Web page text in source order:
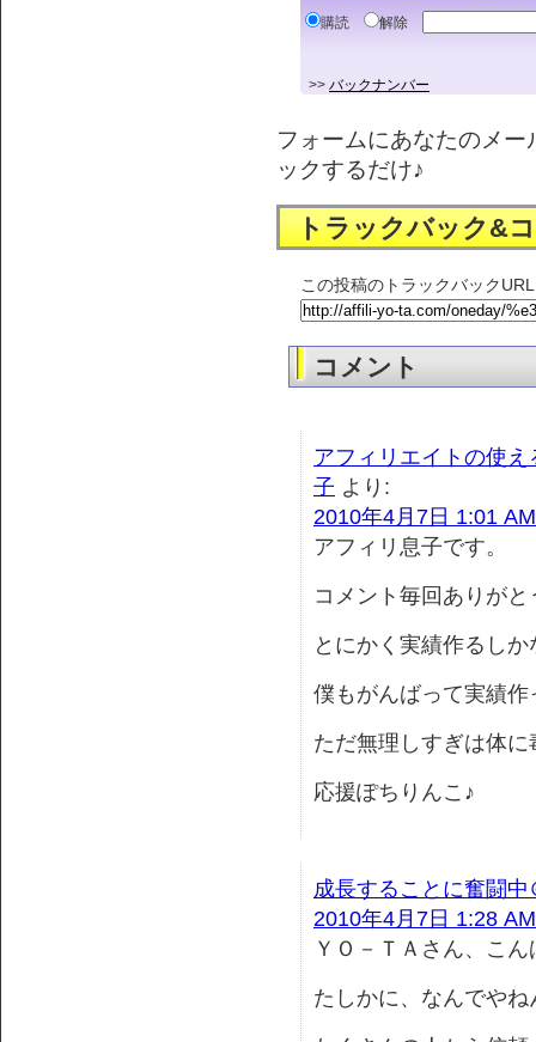
購読 解除
>> バックナンバー
フォームにあなたのメ
ックするだけ♪
トラックバック&
この投稿のトラックバック
コメント
アフィリエイトの使
子 より:
2010年4月7日 1:01 AM
アフィリ息子です。
コメント毎回ありが
とにかく実績作るし
僕もがんばって実績作
ただ無理しすぎは体
応援ぽちりんこ♪
成長することに奮闘
2010年4月7日 1:28 AM
ＹＯ－ＴＡさん、こん
たしかに、なんでや